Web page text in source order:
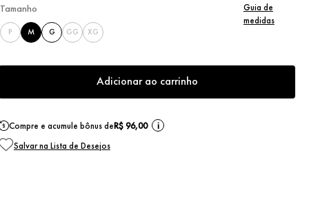
Tamanho
P M G GG XG
Guia de
medidas
Adicionar ao carrinho
Compre e acumule bônus deR$ 96,00 i